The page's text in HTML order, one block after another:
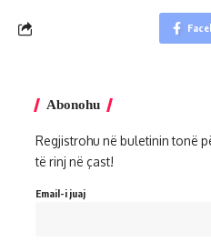
Abonohu
Regjistrohu në buletinin tonë
të rinj në çast!
Email-i juaj